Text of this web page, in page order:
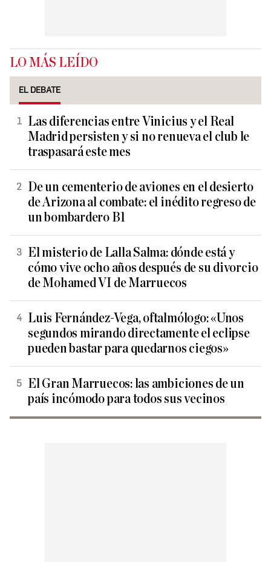
LO MÁS LEÍDO
EL DEBATE
Las diferencias entre Vinicius y el Real
Madrid persisten y si no renueva el club le
traspasará este mes
De un cementerio de aviones en el desierto
de Arizona al combate: el inédito regreso de
un bombardero B1
El misterio de Lalla Salma: dónde está y
cómo vive ocho años después de su divorcio
de Mohamed VI de Marruecos
Luis Fernández-Vega, oftalmólogo: «Unos
segundos mirando directamente el eclipse
pueden bastar para quedarnos ciegos»
El Gran Marruecos: las ambiciones de un
país incómodo para todos sus vecinos